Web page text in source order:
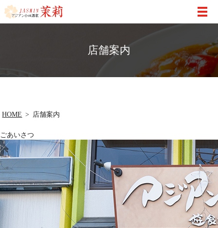
店舗案内
HOME 店舗案内
ごあいさつ